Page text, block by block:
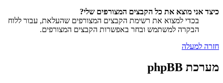
כיצד אני מוצא את כל הקבצים המצורפים שלי?
בכדי למצוא את רשימת הקבצים המצורפים שהעלאת, עבור ללוח
הבקרה למשתמש ובחר באפשרות הקבצים המצורפים.
חזרה למעלה
מערכת phpBB